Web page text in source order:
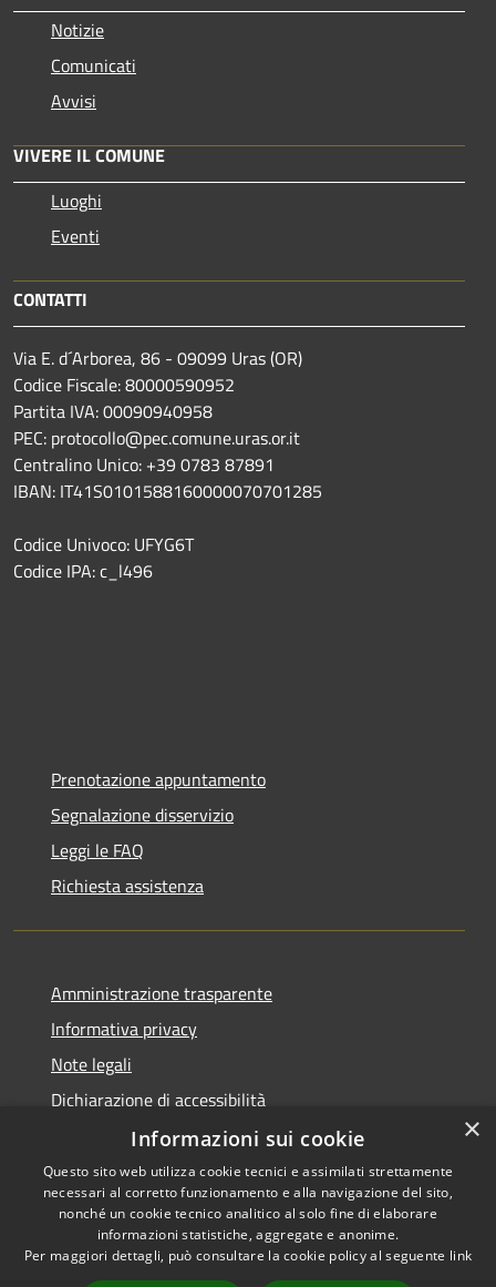
Notizie
Comunicati
Avvisi
VIVERE IL COMUNE
Luoghi
Eventi
CONTATTI
Via E. d´Arborea, 86 - 09099 Uras (OR)
Codice Fiscale: 80000590952
Partita IVA: 00090940958
PEC: protocollo@pec.comune.uras.or.it
Centralino Unico: +39 0783 87891
IBAN: IT41S0101588160000070701285
Codice Univoco: UFYG6T
Codice IPA: c_l496
Prenotazione appuntamento
Segnalazione disservizio
Leggi le FAQ
Richiesta assistenza
Amministrazione trasparente
Informativa privacy
Note legali
Dichiarazione di accessibilità
Accessibilità
Privacy
Copyright © 2026 • Comune di
Uras • Powered by
Municipium•Accesso
×
Informazioni sui cookie
Questo sito web utilizza cookie tecnici e assimilati strettamente
necessari al corretto funzionamento e alla navigazione del sito,
nonché un cookie tecnico analitico al solo fine di elaborare
informazioni statistiche, aggregate e anonime.
Per maggiori dettagli, può consultare la cookie policy al seguente link